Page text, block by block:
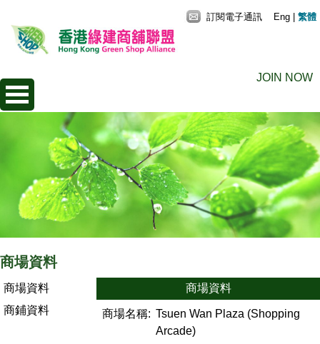
JOIN NOW
訂閱電子通訊 Eng 繁體
商場資料
商場資料
商鋪資料
商場資料
商場名稱: Tsuen Wan Plaza (Shopping
Arcade)